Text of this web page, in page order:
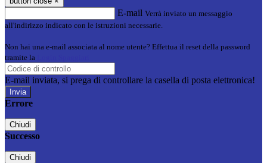
E-mail Verrà inviato un messaggio
all'indirizzo indicato con le istruzioni necessarie.
Non hai una e-mail associata al nome utente? Effettua il reset della password
tramite la
E-mail inviata, si prega di controllare la casella di posta elettronica!
Errore
Chiudi
Successo
Chiudi